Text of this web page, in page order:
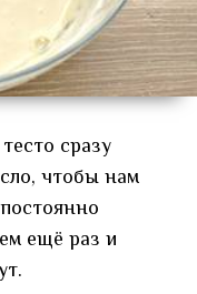
сразу
чтобы нам
ещё раз и